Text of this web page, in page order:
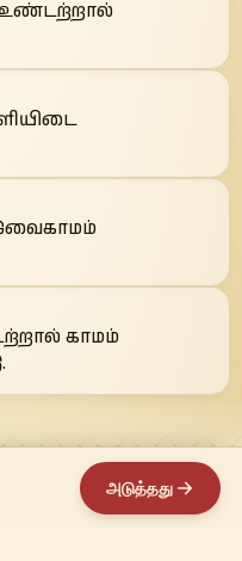
உண்டற்றால்
காமம்
அடுத்தது